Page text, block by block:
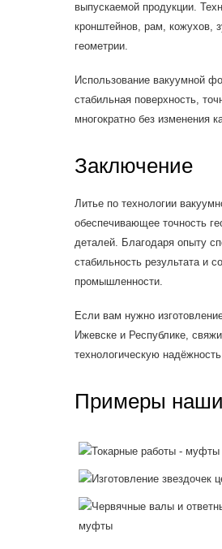
выпускаемой продукции.
кронштейнов, рам, кожухов,
геометрии.
Использование вакуумной
стабильная поверхность,
многократно без изменения
Заключение
Литье по технологии
обеспечивающее точность
деталей. Благодаря опыту
стабильность результата и
промышленности.
Если вам нужно
Ижевске и Республике,
технологическую
Примеры